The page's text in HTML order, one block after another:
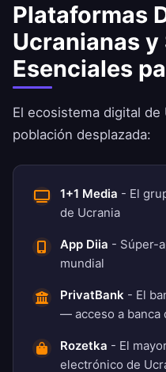
Plataformas
Ucranianas
Esenciales
El ecosistema digital de
población desplazada:
1+1 Media - El
de Ucrania
App Diia - Súper-
mundial
PrivatBank - El
— acceso a banca
Rozetka - El
electrónico de